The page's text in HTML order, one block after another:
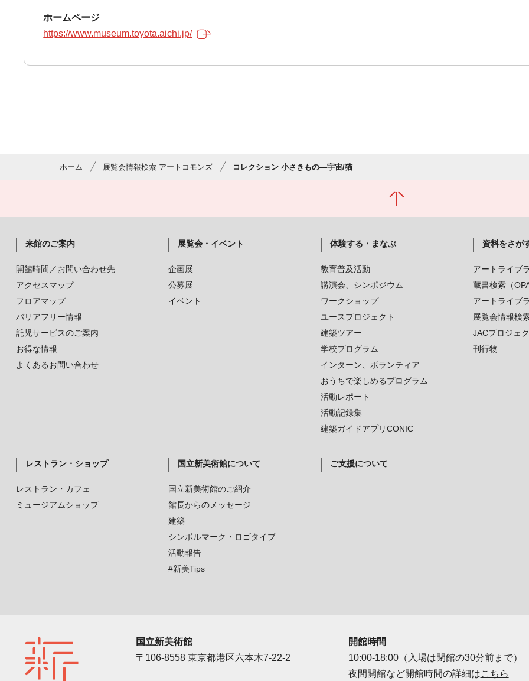
ホームページ
https://www.museum.toyota.aichi.jp/
ホーム 展覧会情報検索 アートコモンズ コレクション 小さきもの―宇宙/猫
来館のご案内
開館時間／お問い合わせ先
アクセスマップ
フロアマップ
バリアフリー情報
託児サービスのご案内
お得な情報
よくあるお問い合わせ
展覧会・イベント
企画展
公募展
イベント
体験する・まなぶ
教育普及活動
講演会、シンポジウム
ワークショップ
ユースプロジェクト
建築ツアー
学校プログラム
インターン、ボランティア
おうちで楽しめるプログラム
活動レポート
活動記録集
建築ガイドアプリCONIC
資料をさが
アートライブ
蔵書検索（
アートライブ
展覧会情報検
JACプロジェ
刊行物
レストラン・ショップ
レストラン・カフェ
ミュージアムショップ
国立新美術館について
国立新美術館のご紹介
館長からのメッセージ
建築
シンボルマーク・ロゴタイプ
活動報告
#新美Tips
ご支援について
国立新美術館
〒106-8558 東京都港区六本木7-22-2
開館時間
10:00-18:00（入場は閉館の30分前まで）
夜間開館など開館時間の詳細はこちら